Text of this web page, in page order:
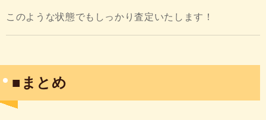
このような状態でもしっかり査定いたします！
■まとめ